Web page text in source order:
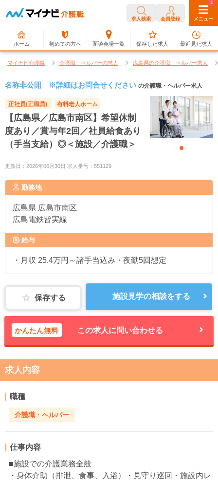
求人検索 会員登録 メニュー
ホーム 初めての方へ 面談会場一覧
0
保存した求人
1
最近見た求人
マイナビ介護職 介護職・ヘルパーの求人 広島県の介護職・ヘルパー求人
名称非公開 ※詳細はお問合せください の介護職・ヘルパー求人
正社員(正職員) 有料老人ホーム
【広島県／広島市南区】希望休制
度あり／賞与年2回／社員給食あり
（手当支給）◎＜施設／介護職＞
更新日：2026年06月30日 求人番号：551129
勤務地
広島県 広島市南区
広島電鉄皆実線
給与
・月収 25.4万円～諸手当込み・夜勤5回想定
保存する 施設見学の相談をする
かんたん無料 この求人に問い合わせる
求人内容
職種
介護職・ヘルパー
仕事内容
■施設での介護業務全般
・身体介助（排泄、食事、入浴）・見守り巡回・施設内レ